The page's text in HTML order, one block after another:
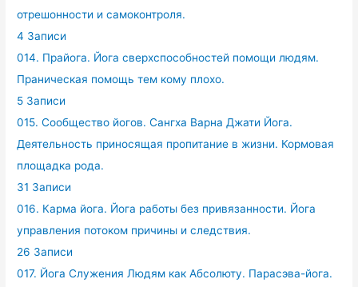
отрешонности и самоконтроля.
4 Записи
014. Прайога. Йога сверхспособностей помощи людям.
Праническая помощь тем кому плохо.
5 Записи
015. Сообщество йогов. Сангха Варна Джати Йога.
Деятельность приносящая пропитание в жизни. Кормовая
площадка рода.
31 Записи
016. Карма йога. Йога работы без привязанности. Йога
управления потоком причины и следствия.
26 Записи
017. Йога Служения Людям как Абсолюту. Парасэва-йога.